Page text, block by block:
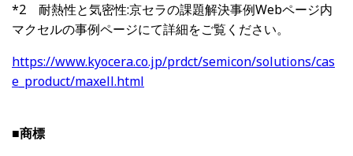
*2 耐熱性と気密性:京セラの課題解決事例Webページ内
マクセルの事例ページにて詳細をご覧ください。
https://www.kyocera.co.jp/prdct/semicon/solutions/cas
e_product/maxell.html
■商標